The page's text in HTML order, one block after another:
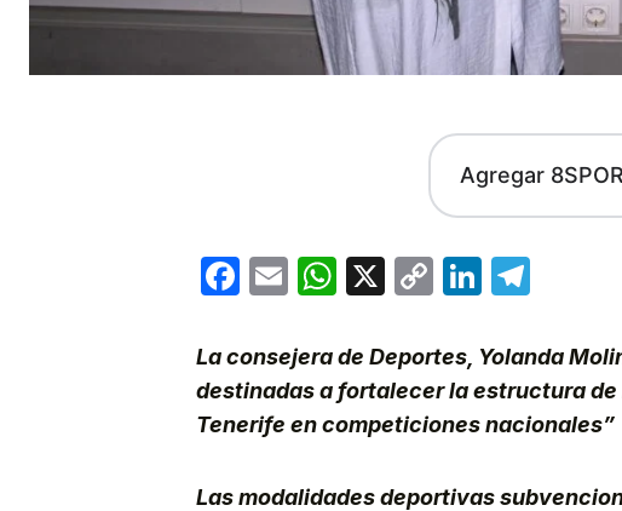
Agregar
Facebook
EmailWhatsApp
X
CopyLinkedIn
La consejera de Deportes, Yolanda
destinadas a fortalecer la estructura
Tenerife en competiciones nacionales”
Las modalidades deportivas